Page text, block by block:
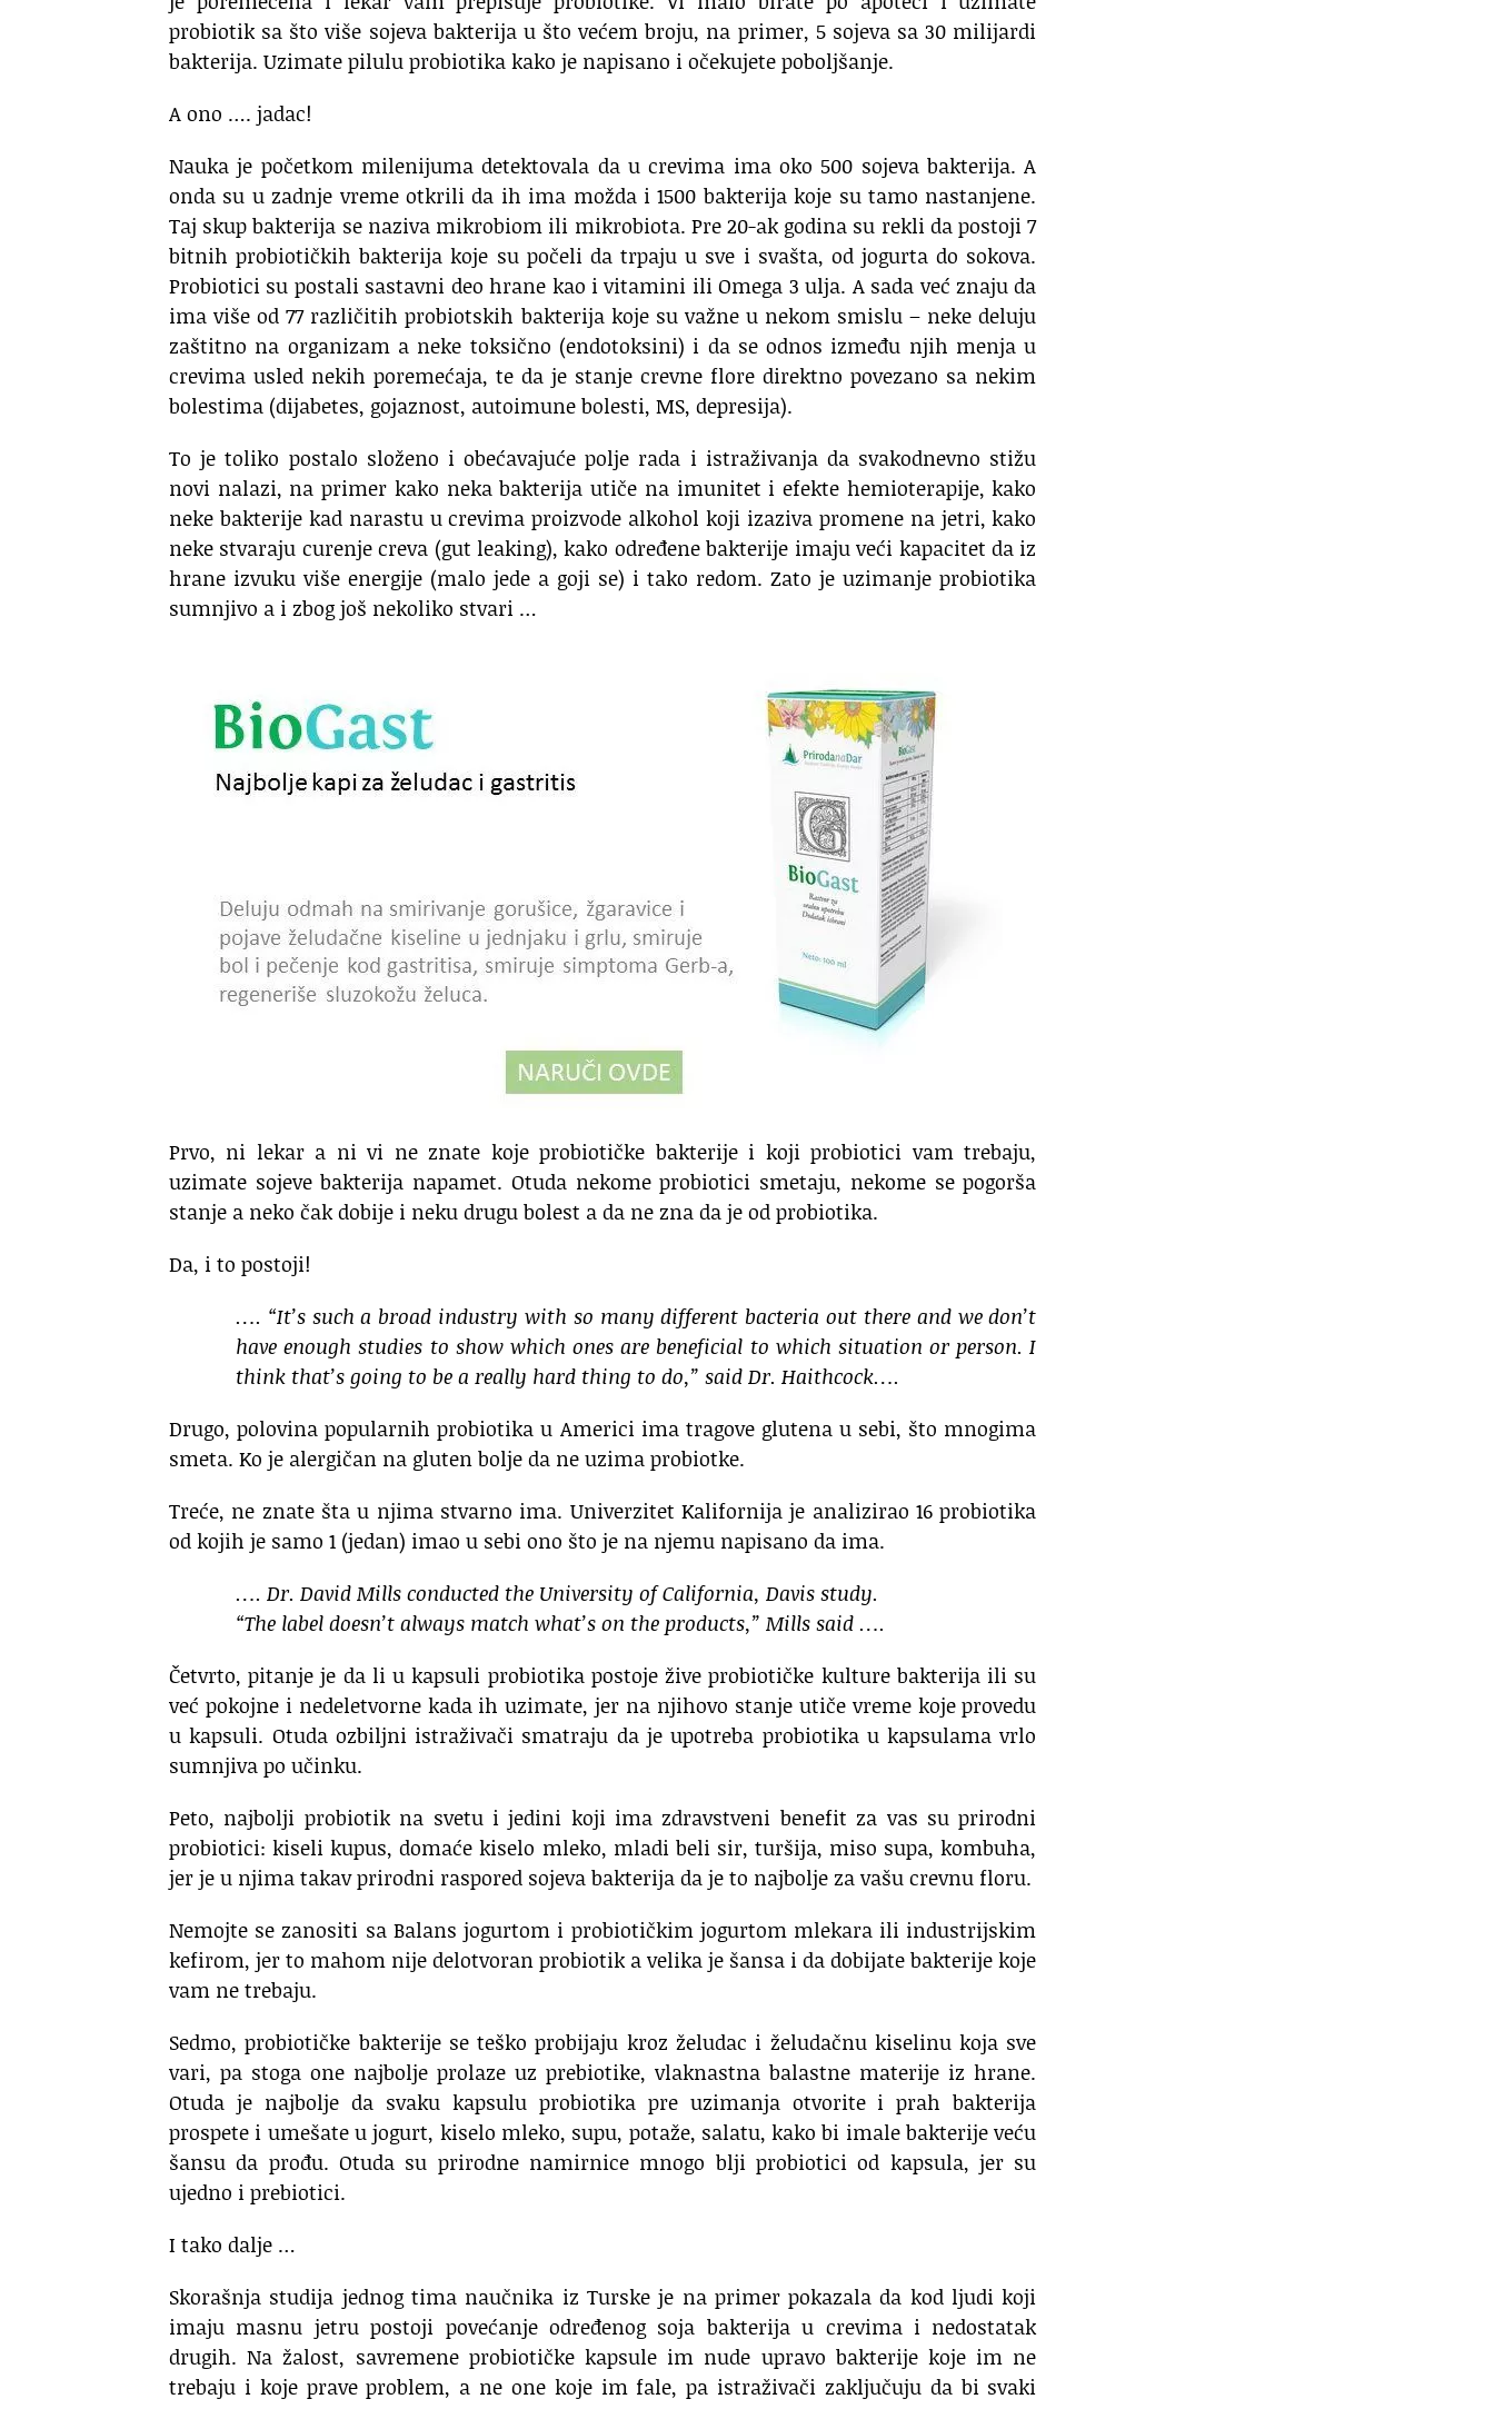
probiotik sa što više sojeva bakterija u što većem broju, na primer, 5 sojeva sa 30 milijardi
bakterija. Uzimate pilulu probiotika kako je napisano i očekujete poboljšanje.
A ono …. jadac!
Nauka je početkom milenijuma detektovala da u crevima ima oko 500 sojeva bakterija. A
onda su u zadnje vreme otkrili da ih ima možda i 1500 bakterija koje su tamo nastanjene.
Taj skup bakterija se naziva mikrobiom ili mikrobiota. Pre 20-ak godina su rekli da postoji 7
bitnih probiotičkih bakterija koje su počeli da trpaju u sve i svašta, od jogurta do sokova.
Probiotici su postali sastavni deo hrane kao i vitamini ili Omega 3 ulja. A sada već znaju da
ima više od 77 različitih probiotskih bakterija koje su važne u nekom smislu – neke deluju
zaštitno na organizam a neke toksično (endotoksini) i da se odnos između njih menja u
crevima usled nekih poremećaja, te da je stanje crevne flore direktno povezano sa nekim
bolestima (dijabetes, gojaznost, autoimune bolesti, MS, depresija).
To je toliko postalo složeno i obećavajuće polje rada i istraživanja da svakodnevno stižu
novi nalazi, na primer kako neka bakterija utiče na imunitet i efekte hemioterapije, kako
neke bakterije kad narastu u crevima proizvode alkohol koji izaziva promene na jetri, kako
neke stvaraju curenje creva (gut leaking), kako određene bakterije imaju veći kapacitet da iz
hrane izvuku više energije (malo jede a goji se) i tako redom. Zato je uzimanje probiotika
sumnjivo a i zbog još nekoliko stvari …
Prvo, ni lekar a ni vi ne znate koje probiotičke bakterije i koji probiotici vam trebaju,
uzimate sojeve bakterija napamet. Otuda nekome probiotici smetaju, nekome se pogorša
stanje a neko čak dobije i neku drugu bolest a da ne zna da je od probiotika.
Da, i to postoji!
…. “It’s such a broad industry with so many different bacteria out there and we don’t
have enough studies to show which ones are beneficial to which situation or person. I
think that’s going to be a really hard thing to do,” said Dr. Haithcock….
Drugo, polovina popularnih probiotika u Americi ima tragove glutena u sebi, što mnogima
smeta. Ko je alergičan na gluten bolje da ne uzima probiotke.
Treće, ne znate šta u njima stvarno ima. Univerzitet Kalifornija je analizirao 16 probiotika
od kojih je samo 1 (jedan) imao u sebi ono što je na njemu napisano da ima.
…. Dr. David Mills conducted the University of California, Davis study.
“The label doesn’t always match what’s on the products,” Mills said ….
Četvrto, pitanje je da li u kapsuli probiotika postoje žive probiotičke kulture bakterija ili su
već pokojne i nedeletvorne kada ih uzimate, jer na njihovo stanje utiče vreme koje provedu
u kapsuli. Otuda ozbiljni istraživači smatraju da je upotreba probiotika u kapsulama vrlo
sumnjiva po učinku.
Peto, najbolji probiotik na svetu i jedini koji ima zdravstveni benefit za vas su prirodni
probiotici: kiseli kupus, domaće kiselo mleko, mladi beli sir, turšija, miso supa, kombuha,
jer je u njima takav prirodni raspored sojeva bakterija da je to najbolje za vašu crevnu floru.
Nemojte se zanositi sa Balans jogurtom i probiotičkim jogurtom mlekara ili industrijskim
kefirom, jer to mahom nije delotvoran probiotik a velika je šansa i da dobijate bakterije koje
vam ne trebaju.
Sedmo, probiotičke bakterije se teško probijaju kroz želudac i želudačnu kiselinu koja sve
vari, pa stoga one najbolje prolaze uz prebiotike, vlaknastna balastne materije iz hrane.
Otuda je najbolje da svaku kapsulu probiotika pre uzimanja otvorite i prah bakterija
prospete i umešate u jogurt, kiselo mleko, supu, potaže, salatu, kako bi imale bakterije veću
šansu da prođu. Otuda su prirodne namirnice mnogo blji probiotici od kapsula, jer su
ujedno i prebiotici.
I tako dalje …
Skorašnja studija jednog tima naučnika iz Turske je na primer pokazala da kod ljudi koji
imaju masnu jetru postoji povećanje određenog soja bakterija u crevima i nedostatak
drugih. Na žalost, savremene probiotičke kapsule im nude upravo bakterije koje im ne
trebaju i koje prave problem, a ne one koje im fale, pa istraživači zaključuju da bi svaki